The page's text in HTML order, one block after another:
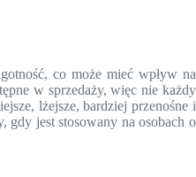
co może mieć wpływ na
w sprzedaży, więc nie każdy
lżejsze, bardziej przenośne i
gdy jest stosowany na osobach o